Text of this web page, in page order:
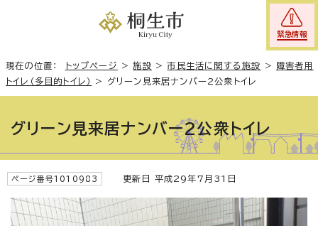
緊急情報
現在の位置： トップページ >施設 >市民生活に関する施設 >
障害者用
トイレ（多目的トイレ）
> グリーン見来居ナンバー2公衆トイレ
グリーン見来居ナンバー2公衆トイレ
ページ番号1010983 更新日 平成29年7月31日